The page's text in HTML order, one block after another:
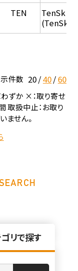
TEN
TenSkin
(TenSkin
件数 20 40 60
ずか ×：取り寄せ
取扱中止：お取り
ません。
リで探す